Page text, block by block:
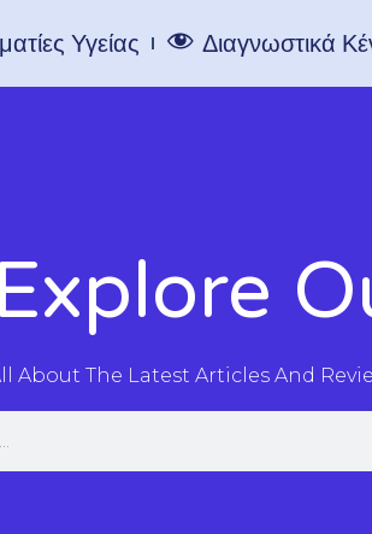
Υγείας Διαγνωστικά
Explore
About The Latest Articles And